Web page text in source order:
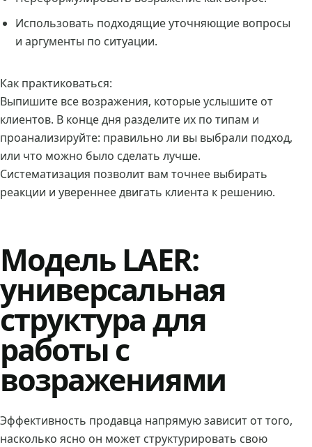
Использовать подходящие уточняющие вопросы
и аргументы по ситуации.
Как практиковаться:
Выпишите все возражения, которые услышите от
клиентов. В конце дня разделите их по типам и
проанализируйте: правильно ли вы выбрали подход,
или что можно было сделать лучше.
Систематизация позволит вам точнее выбирать
реакции и увереннее двигать клиента к решению.
Модель LAER:
универсальная
структура для
работы с
возражениями
Эффективность продавца напрямую зависит от того,
насколько ясно он может структурировать свою